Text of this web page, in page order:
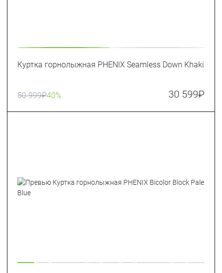
Куртка горнолыжная PHENIX Seamless Down Khaki
50 999₽40% 30 599₽